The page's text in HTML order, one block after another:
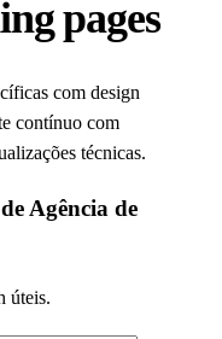
pages
com design
contínuo com
técnicas.
Agência de
úteis.